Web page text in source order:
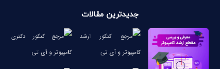
جدیدترین مقالات